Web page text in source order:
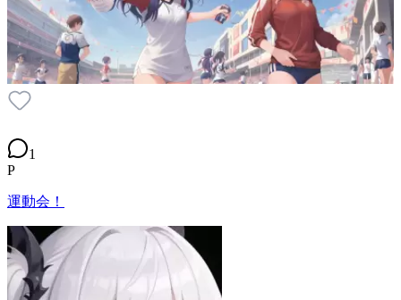
1
P
運動会！